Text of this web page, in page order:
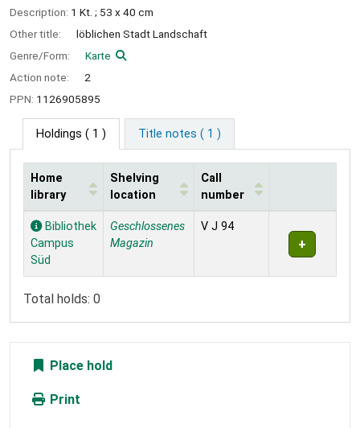
Description: 1 Kt. ; 53 x 40 cm
Other title:
löblichen Stadt Landschaft
Genre/Form:
Karte
Action note:
2
PPN: 1126905895
Holdings ( 1 ) Title notes ( 1 )
Holdings
Home
library
Shelving
location
Call
number
Bibliothek
Campus
Süd
Geschlossenes
Magazin
V J 94
Total holds: 0
Place hold
Print